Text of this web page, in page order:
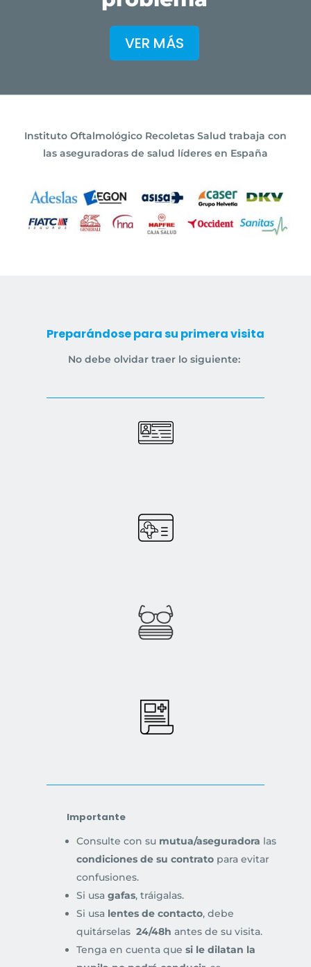
VER MÁS
Instituto Oftalmológico Recoletas Salud trabaja con
las aseguradoras de salud líderes en España
Preparándose para su primera visita
No debe olvidar traer lo siguiente:
Importante
Consulte con sumutua/aseguradora las
condiciones de su contratopara evitar
confusiones.
Si usa gafas, tráigalas.
Si usa lentes de contacto, debe
quitárselas 24/48h antes de su visita.
Tenga en cuenta que si le dilatan la